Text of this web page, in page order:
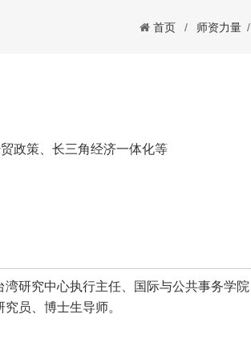
首页 / 师资力量 /
政策、长三角经济一体化等
研究中心执行主任、国际与公共事务学院
员、博士生导师。